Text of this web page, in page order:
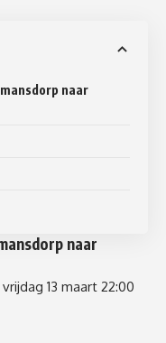
naar
naar
13 maart 22:00